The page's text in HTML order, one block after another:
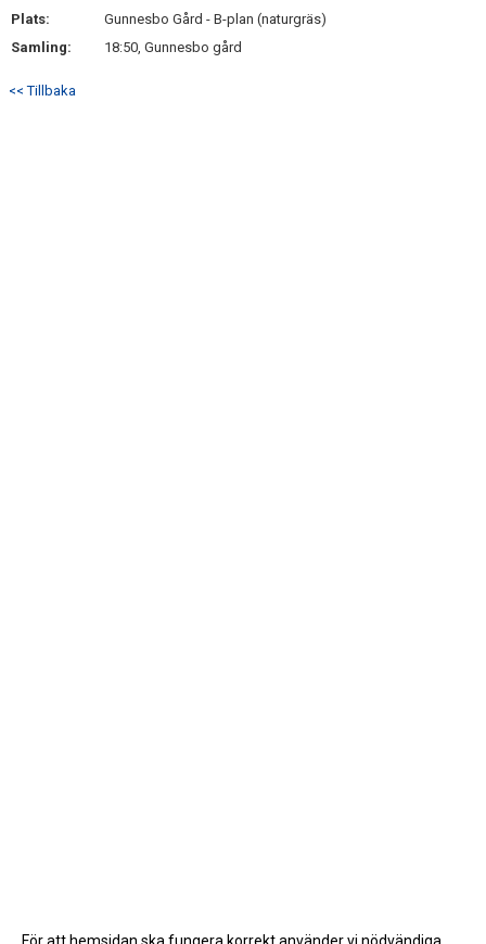
KONTAKT
Plats:
Gunnesbo Gård - B-plan (naturgräs)
Samling:
18:50, Gunnesbo gård
<< Tillbaka